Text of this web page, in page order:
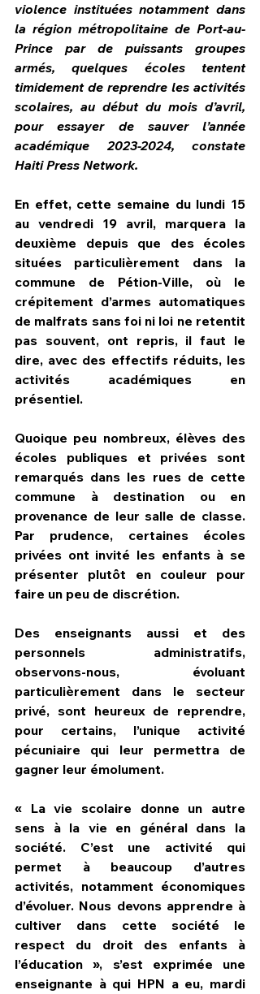
violence instituées notamment dans
la région métropolitaine de Port-au-
Prince par de puissants groupes
armés, quelques écoles tentent
timidement de reprendre les activités
scolaires, au début du mois d’avril,
pour essayer de sauver l’année
académique 2023-2024, constate
Haiti Press Network.
En effet, cette semaine du lundi 15
au vendredi 19 avril, marquera la
deuxième depuis que des écoles
situées particulièrement dans la
commune de Pétion-Ville, où le
crépitement d’armes automatiques
de malfrats sans foi ni loi ne retentit
pas souvent, ont repris, il faut le
dire, avec des effectifs réduits, les
activités académiques en
présentiel.
Quoique peu nombreux, élèves des
écoles publiques et privées sont
remarqués dans les rues de cette
commune à destination ou en
provenance de leur salle de classe.
Par prudence, certaines écoles
privées ont invité les enfants à se
présenter plutôt en couleur pour
faire un peu de discrétion.
Des enseignants aussi et des
personnels administratifs,
observons-nous, évoluant
particulièrement dans le secteur
privé, sont heureux de reprendre,
pour certains, l’unique activité
pécuniaire qui leur permettra de
gagner leur émolument.
« La vie scolaire donne un autre
sens à la vie en général dans la
société. C’est une activité qui
permet à beaucoup d’autres
activités, notamment économiques
d’évoluer. Nous devons apprendre à
cultiver dans cette société le
respect du droit des enfants à
l’éducation », s’est exprimée une
enseignante à qui HPN a eu, mardi